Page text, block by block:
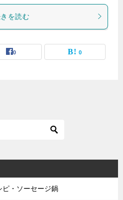
を読む
0 0
ピ・ソーセージ鍋